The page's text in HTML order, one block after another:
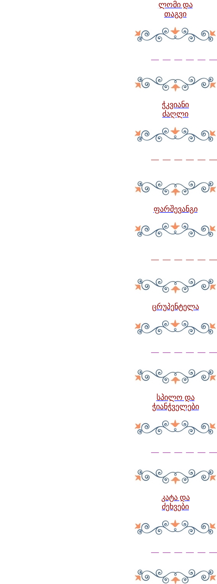
ლომი და
თაგვი
— — — — —
ჭკვიანი
ძაღლი
— — — — —
ფარშევანგი
— — — — —
ცრუპენტელა
— — — — —
სპილო და
ჭიანჭველები
— — — — —
კატა და
ძეხვები
— — — — —